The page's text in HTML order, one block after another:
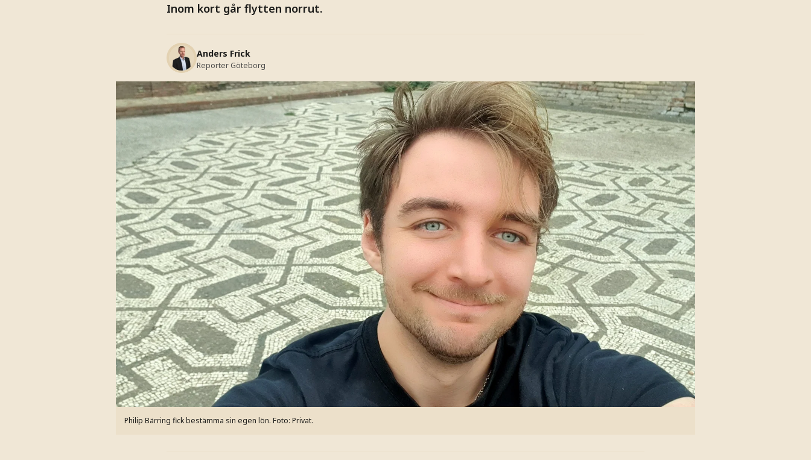
Inom kort går flytten norrut.
Anders Frick
Reporter Göteborg
Philip Bärring fick bestämma sin egen lön. Foto: Privat.